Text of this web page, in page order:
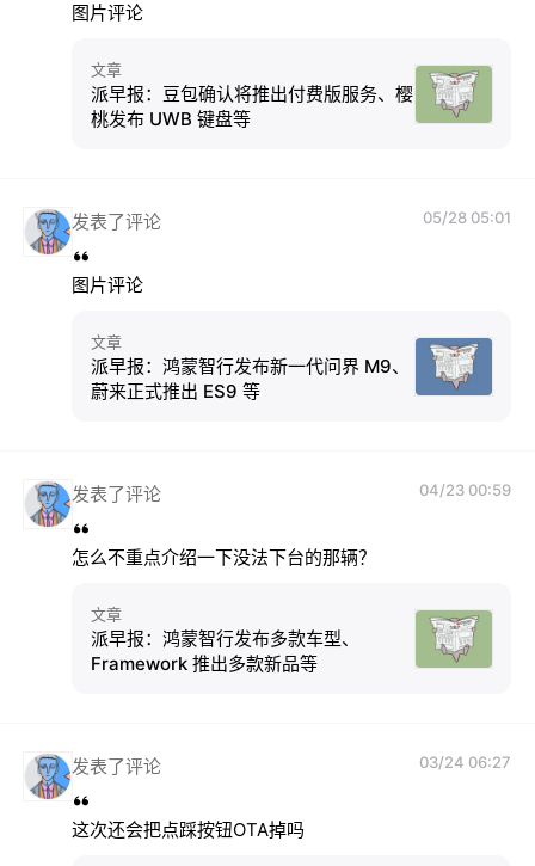
图片评论
文章
派早报：豆包确认将推出付费版服务、樱
桃发布 UWB 键盘等
发表了评论 05/28 05:01
图片评论
文章
派早报：鸿蒙智行发布新一代问界 M9、
蔚来正式推出 ES9 等
发表了评论 04/23 00:59
怎么不重点介绍一下没法下台的那辆？
文章
派早报：鸿蒙智行发布多款车型、
Framework 推出多款新品等
发表了评论 03/24 06:27
这次还会把点踩按钮OTA掉吗